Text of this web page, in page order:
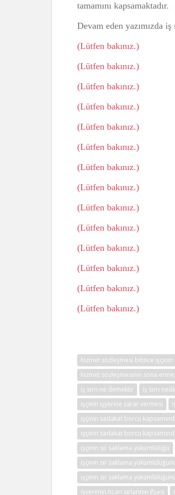
tamamını kapsamaktadır.
Devam eden yazımızda iş
(Lütfen bakınız.)
(Lütfen bakınız.)
(Lütfen bakınız.)
(Lütfen bakınız.)
(Lütfen bakınız.)
(Lütfen bakınız.)
(Lütfen bakınız.)
(Lütfen bakınız.)
(Lütfen bakınız.)
(Lütfen bakınız.)
(Lütfen bakınız.)
(Lütfen bakınız.)
(Lütfen bakınız.)
(Lütfen bakınız.)
hizmet sözleşmesi bitince
hizmet sözleşmesinin sona
iş sırrı ne demektir
iş sırrı
işçinin işyerine zarar vermesi
işçinin sadakat borcu
işçinin sadakat borcu
işçinin sır saklama yükümlülüğü
işçinin sır saklama
işçinin sır saklama
işverenin ticari sırlarının ifşası